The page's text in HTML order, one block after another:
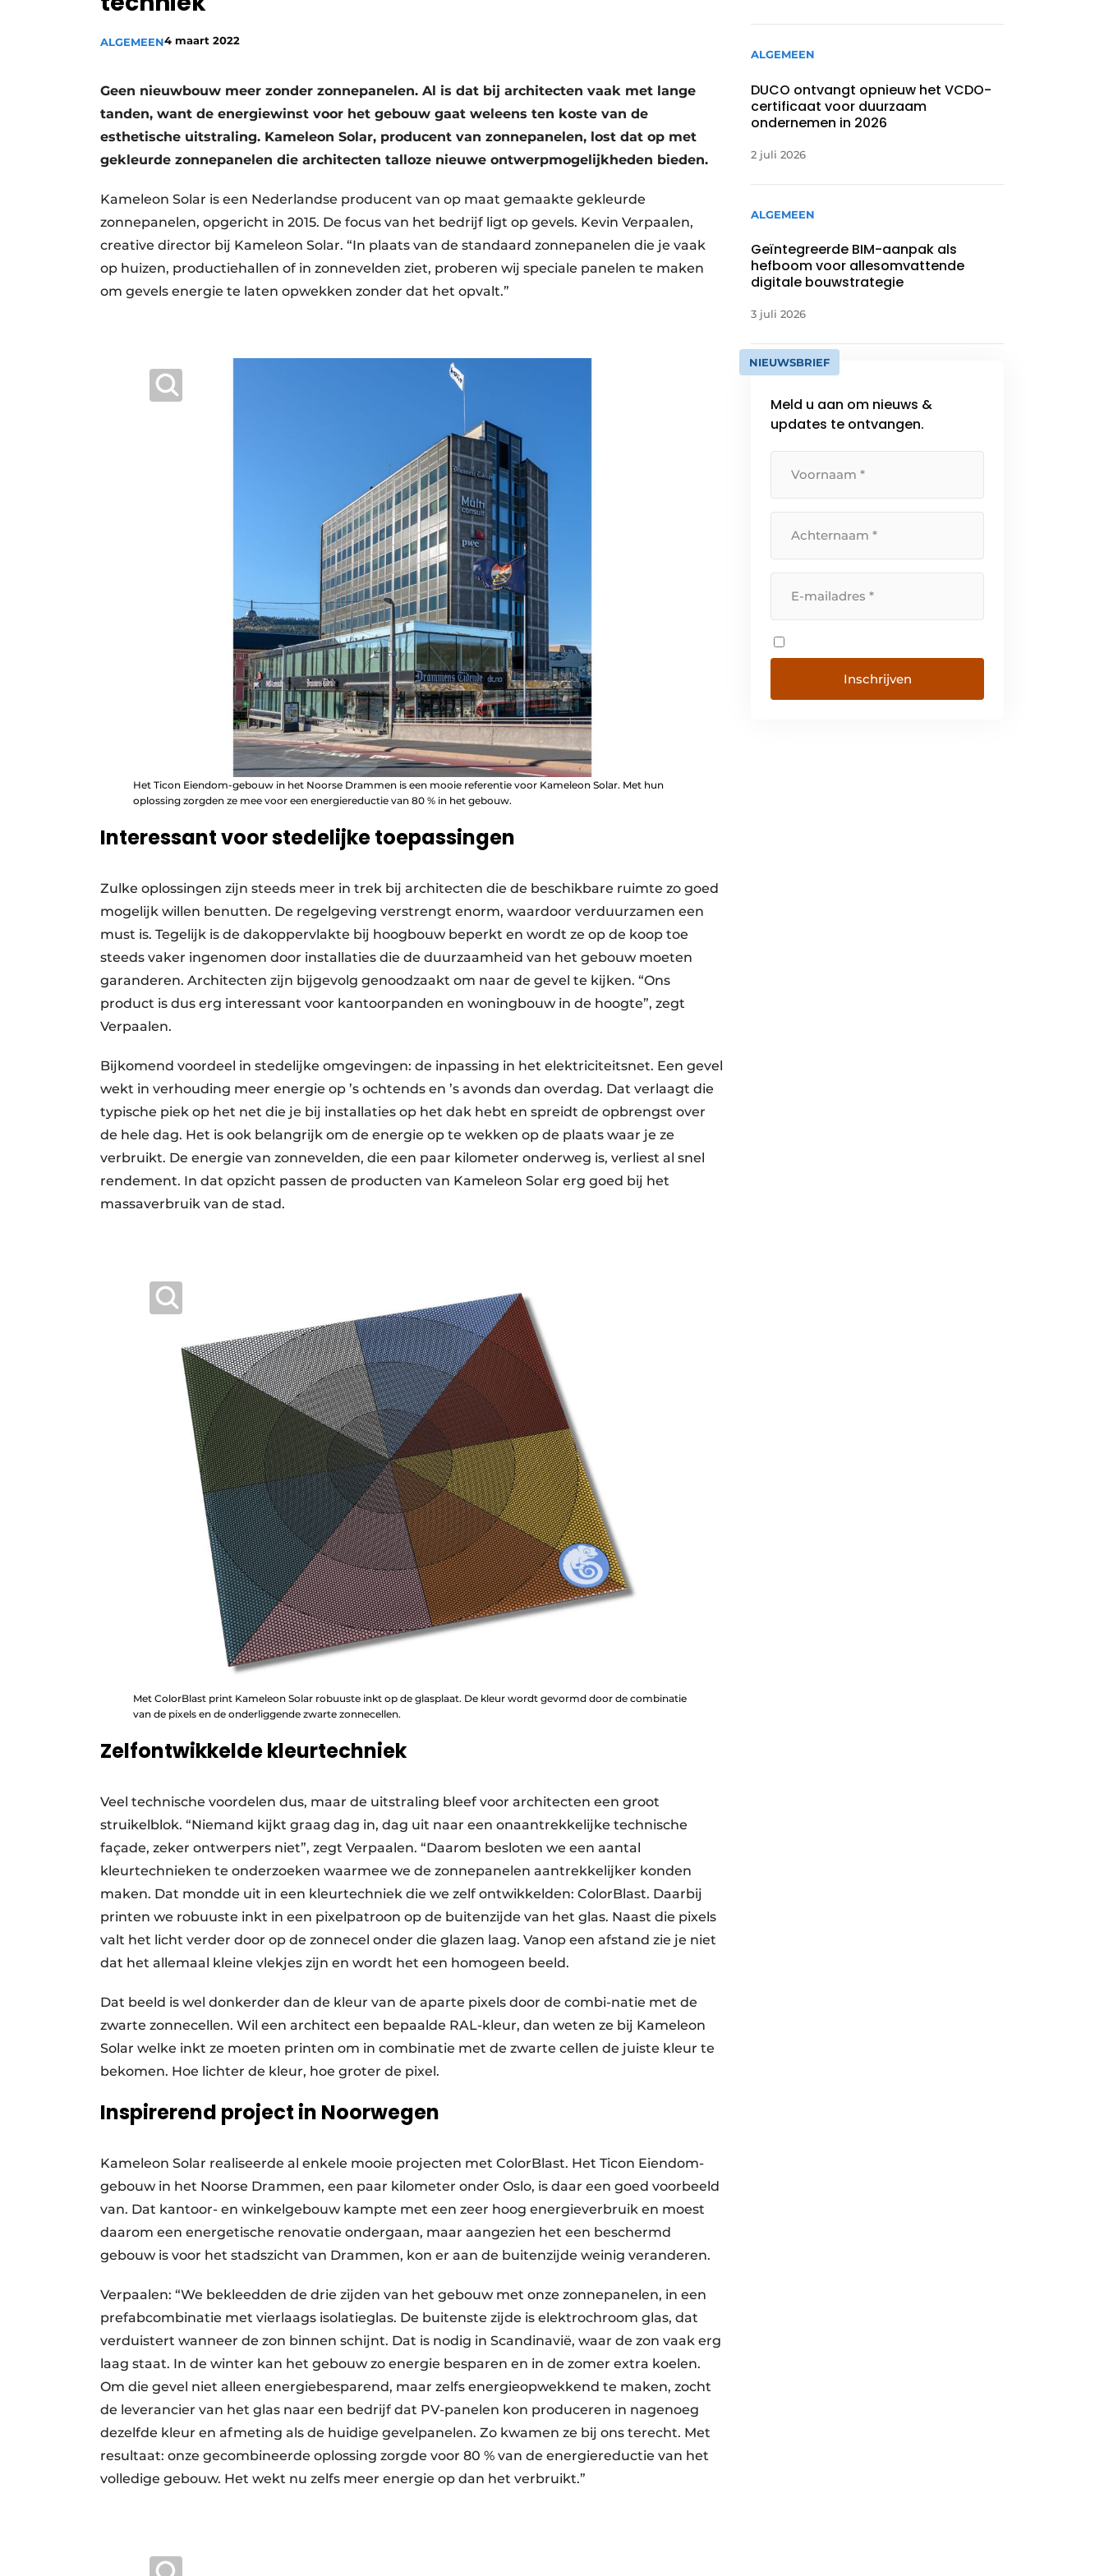
Vacatures
Bedrijven
Bedrijven
ALGEMEEN4 maart 2022
Geen nieuwbouw meer zonder zonnepanelen. Al is dat bij architecten vaak met lange
tanden, want de energiewinst voor het gebouw gaat weleens ten koste van de
esthetische uitstraling. Kameleon Solar, producent van zonnepanelen, lost dat op met
gekleurde zonnepanelen die architecten talloze nieuwe ontwerpmogelijkheden bieden.
Kameleon Solar is een Nederlandse producent van op maat gemaakte gekleurde
zonnepanelen, opgericht in 2015. De focus van het bedrijf ligt op gevels. Kevin Verpaalen,
creative director bij Kameleon Solar. “In plaats van de standaard zonnepanelen die je vaak
op huizen, productiehallen of in zonnevelden ziet, proberen wij speciale panelen te maken
om gevels energie te laten opwekken zonder dat het opvalt.”
Het Ticon Eiendom-gebouw in het Noorse Drammen is een mooie referentie voor Kameleon Solar. Met hun
oplossing zorgden ze mee voor een energiereductie van 80 % in het gebouw.
Interessant voor stedelijke toepassingen
Zulke oplossingen zijn steeds meer in trek bij architecten die de beschikbare ruimte zo goed
mogelijk willen benutten. De regelgeving verstrengt enorm, waardoor verduurzamen een
must is. Tegelijk is de dakoppervlakte bij hoogbouw beperkt en wordt ze op de koop toe
steeds vaker ingenomen door installaties die de duurzaamheid van het gebouw moeten
garanderen. Architecten zijn bijgevolg genoodzaakt om naar de gevel te kijken. “Ons
product is dus erg interessant voor kantoorpanden en woningbouw in de hoogte”, zegt
Verpaalen.
Bijkomend voordeel in stedelijke omgevingen: de inpassing in het elektriciteitsnet. Een gevel
wekt in verhouding meer energie op ’s ochtends en ’s avonds dan overdag. Dat verlaagt die
typische piek op het net die je bij installaties op het dak hebt en spreidt de opbrengst over
de hele dag. Het is ook belangrijk om de energie op te wekken op de plaats waar je ze
verbruikt. De energie van zonnevelden, die een paar kilometer onderweg is, verliest al snel
rendement. In dat opzicht passen de producten van Kameleon Solar erg goed bij het
massaverbruik van de stad.
Met ColorBlast print Kameleon Solar robuuste inkt op de glasplaat. De kleur wordt gevormd door de combinatie
van de pixels en de onderliggende zwarte zonnecellen.
Zelfontwikkelde kleurtechniek
Veel technische voordelen dus, maar de uitstraling bleef voor architecten een groot
struikelblok. “Niemand kijkt graag dag in, dag uit naar een onaantrekkelijke technische
façade, zeker ontwerpers niet”, zegt Verpaalen. “Daarom besloten we een aantal
kleurtechnieken te onderzoeken waarmee we de zonnepanelen aantrekkelijker konden
maken. Dat mondde uit in een kleurtechniek die we zelf ontwikkelden: ColorBlast. Daarbij
printen we robuuste inkt in een pixelpatroon op de buitenzijde van het glas. Naast die pixels
valt het licht verder door op de zonnecel onder die glazen laag. Vanop een afstand zie je niet
dat het allemaal kleine vlekjes zijn en wordt het een homogeen beeld.
Dat beeld is wel donkerder dan de kleur van de aparte pixels door de combi-natie met de
zwarte zonnecellen. Wil een architect een bepaalde RAL-kleur, dan weten ze bij Kameleon
Solar welke inkt ze moeten printen om in combinatie met de zwarte cellen de juiste kleur te
bekomen. Hoe lichter de kleur, hoe groter de pixel.
Inspirerend project in Noorwegen
Kameleon Solar realiseerde al enkele mooie projecten met ColorBlast. Het Ticon Eiendom-
gebouw in het Noorse Drammen, een paar kilometer onder Oslo, is daar een goed voorbeeld
van. Dat kantoor- en winkelgebouw kampte met een zeer hoog energieverbruik en moest
daarom een energetische renovatie ondergaan, maar aangezien het een beschermd
gebouw is voor het stadszicht van Drammen, kon er aan de buitenzijde weinig veranderen.
Verpaalen: “We bekleedden de drie zijden van het gebouw met onze zonnepanelen, in een
prefabcombinatie met vierlaags isolatieglas. De buitenste zijde is elektrochroom glas, dat
verduistert wanneer de zon binnen schijnt. Dat is nodig in Scandinavië, waar de zon vaak erg
laag staat. In de winter kan het gebouw zo energie besparen en in de zomer extra koelen.
Om die gevel niet alleen energiebesparend, maar zelfs energieopwekkend te maken, zocht
de leverancier van het glas naar een bedrijf dat PV-panelen kon produceren in nagenoeg
dezelfde kleur en afmeting als de huidige gevelpanelen. Zo kwamen ze bij ons terecht. Met
resultaat: onze gecombineerde oplossing zorgde voor 80 % van de energiereductie van het
volledige gebouw. Het wekt nu zelfs meer energie op dan het verbruikt.”
ALGEMEEN
DUCO ontvangt opnieuw het VCDO-
certificaat voor duurzaam
ondernemen in 2026
2 juli 2026
ALGEMEEN
Geïntegreerde BIM-aanpak als
hefboom voor allesomvattende
digitale bouwstrategie
3 juli 2026
NIEUWSBRIEF
Meld u aan om nieuws &
updates te ontvangen.